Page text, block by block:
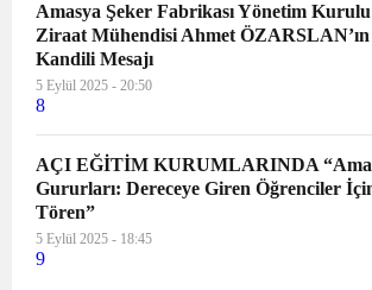
Amasya Şeker Fabrikası Yönetim Kurulu
Ziraat Mühendisi Ahmet
Kandili Mesajı
5 Eylül 2025 - 20:50
8
AÇI EĞİTİM KURUMLARINDA
Gururları: Dereceye Giren Öğrenciler
Tören”
5 Eylül 2025 - 18:45
9